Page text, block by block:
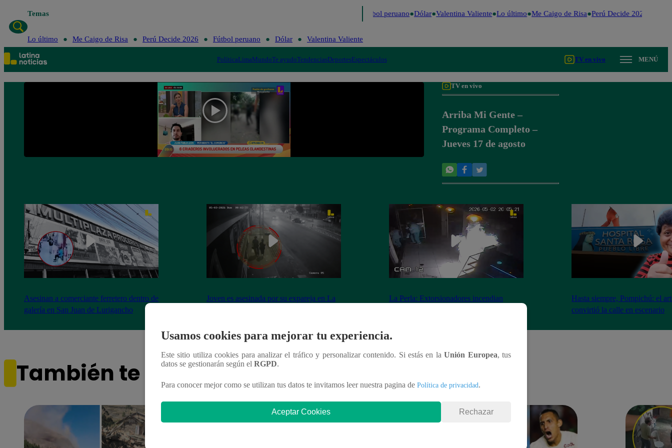
Temas Fútbol peruano Dólar Valentina Valiente Lo último Me Caigo de Risa Perú Decide 2026
Lo último Me Caigo de Risa Perú Decide 2026 Fútbol peruano Dólar Valentina Valiente
PolíticaLimaMundoTe ayudoTendenciasDeportesEspectáculos TV en vivo MENÚ
TV en vivo
Arriba Mi Gente –
Programa Completo –
Jueves 17 de agosto
Asesinan a comerciante ferretero dentro de
galería en San Juan de Lurigancho
Joven es asesinada por su expareja en La
La Perla: Extorsionadores incendian
Hasta siempre, Pompichú: el
convirtió la calle en escenario
También te puede interesar
Usamos cookies para mejorar tu experiencia.
Este sitio utiliza cookies para analizar el tráfico y personalizar contenido. Si estás en laUnión Europea, tus
datos se gestionarán según el RGPD.
Para conocer mejor como se utilizan tus datos te invitamos leer nuestra pagina de Política de privacidad.
Aceptar Cookies Rechazar